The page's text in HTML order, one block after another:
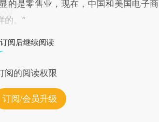
的是零售业，现在，中国和美国电子商
的。”
阅后继续阅读
阅的阅读权限
订阅/会员升级